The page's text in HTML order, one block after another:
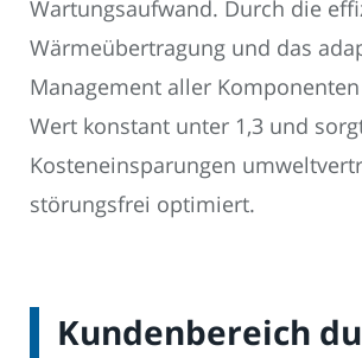
Wartungsaufwand. Durch die
Wärmeübertragung und das
Management aller
Wert konstant unter 1,3 und
Kosteneinsparungen
störungsfrei optimiert.
Kundenbereich